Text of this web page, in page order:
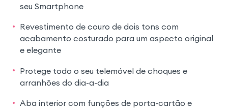
seu Smartphone
Revestimento de couro de dois tons com
acabamento costurado para um aspecto original
e elegante
Protege todo o seu telemóvel de choques e
arranhões do dia-a-dia
Aba interior com funções de porta-cartão e